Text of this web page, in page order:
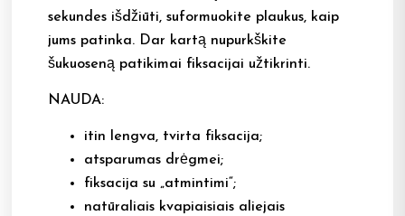
sekundes išdžiūti, suformuokite plaukus, kaip
jums patinka. Dar kartą nupurkškite
šukuoseną patikimai fiksacijai užtikrinti.
NAUDA:
itin lengva, tvirta fiksacija;
atsparumas drėgmei;
fiksacija su „atmintimi“;
natūraliais kvapiaisiais aliejais